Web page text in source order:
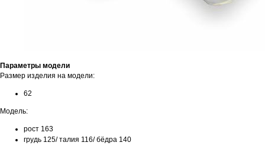
Параметры модели
Размер изделия на модели:
62
Модель:
рост 163
грудь 125/ талия 116/ бёдра 140